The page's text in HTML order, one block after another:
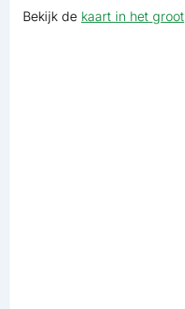
Bekijk de kaart in het groot